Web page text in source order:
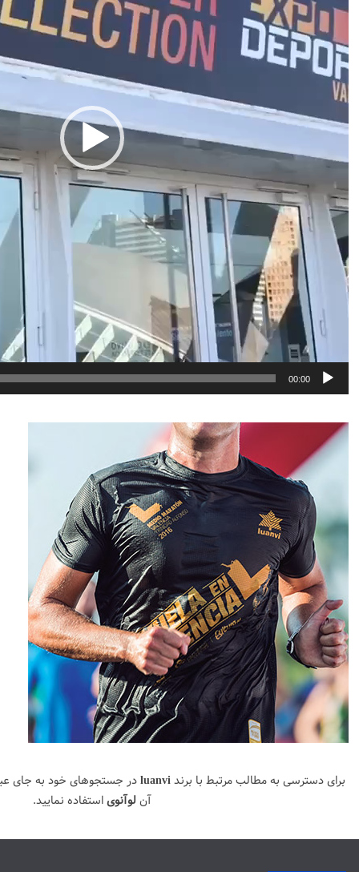
00:00
برای دسترسی به مطالب مرتبط با برندluanviدر جستجوهای خود به جای
آن لوآنویاستفاده نمایید.